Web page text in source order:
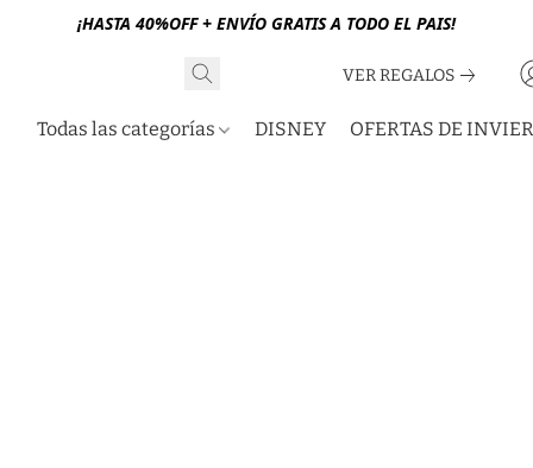
¡HASTA 40%OFF + ENVÍO GRATIS A TODO EL PAIS!
VER REGALOS
Todas las categorías DISNEY OFERTAS DE